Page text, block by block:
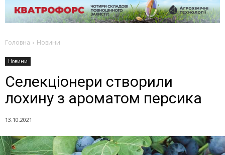
Головна Новини
Новини
Селекціонери створили
лохину з ароматом персика
13.10.2021